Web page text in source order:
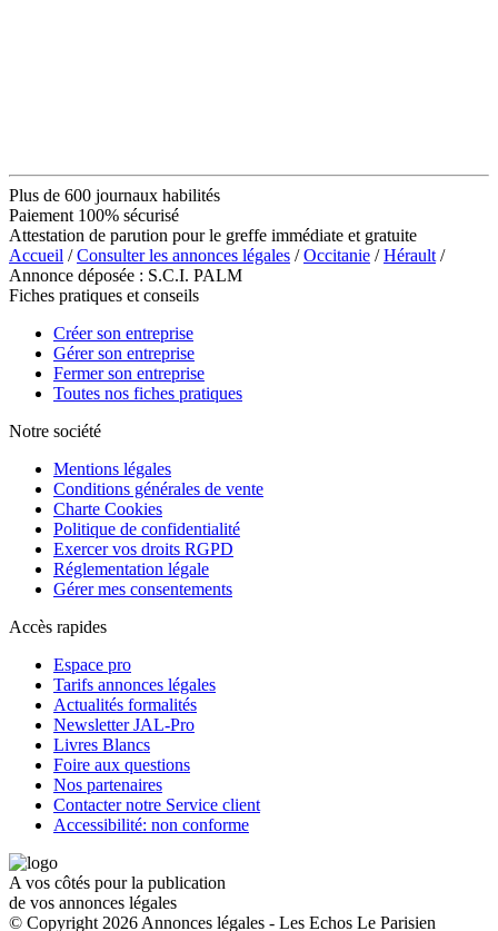
Plus de 600 journaux habilités
Paiement 100% sécurisé
Attestation de parution pour le greffe immédiate et gratuite
Accueil /Consulter les annonces légales /Occitanie /Hérault /
Annonce déposée : S.C.I. PALM
Fiches pratiques et conseils
Créer son entreprise
Gérer son entreprise
Fermer son entreprise
Toutes nos fiches pratiques
Notre société
Mentions légales
Conditions générales de vente
Charte Cookies
Politique de confidentialité
Exercer vos droits RGPD
Réglementation légale
Gérer mes consentements
Accès rapides
Espace pro
Tarifs annonces légales
Actualités formalités
Newsletter JAL-Pro
Livres Blancs
Foire aux questions
Nos partenaires
Contacter notre Service client
Accessibilité: non conforme
A vos côtés pour la publication
de vos annonces légales
© Copyright 2026 Annonces légales - Les Echos Le Parisien